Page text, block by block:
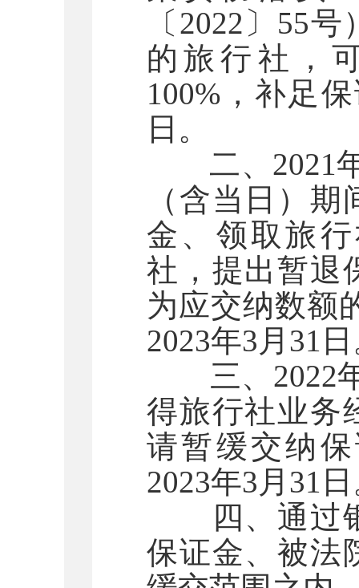
〔2022〕55
的旅行社，
100%，补足
日。
二、2021年
（含当日）
金、领取旅
社，提出暂退
为应交纳数额
2023年3月31
三、2022年
得旅行社业务
请暂缓交纳
2023年3月31
四、通过银
保证金、被法